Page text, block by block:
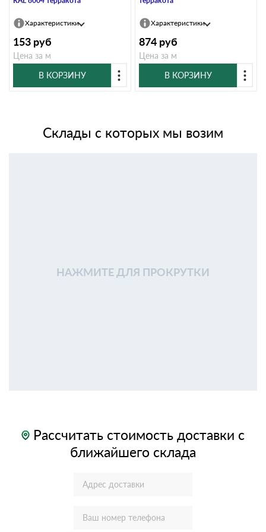
Характеристики
153 руб
Цена за м
В КОРЗИНУ
Характеристики
874 руб
Цена за м
В КОРЗИНУ
Склады с которых мы возим
НАЖМИТЕ ДЛЯ ПРОКРУТКИ
Рассчитать стоимость доставки с
ближайшего склада